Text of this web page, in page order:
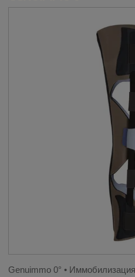
Genuimmo 0° •